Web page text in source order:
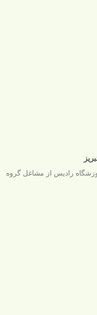
رادیس از مشاغل گروه